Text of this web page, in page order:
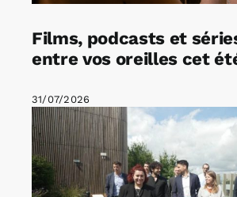
Films, podcasts et
entre vos oreilles cet
31/07/2026